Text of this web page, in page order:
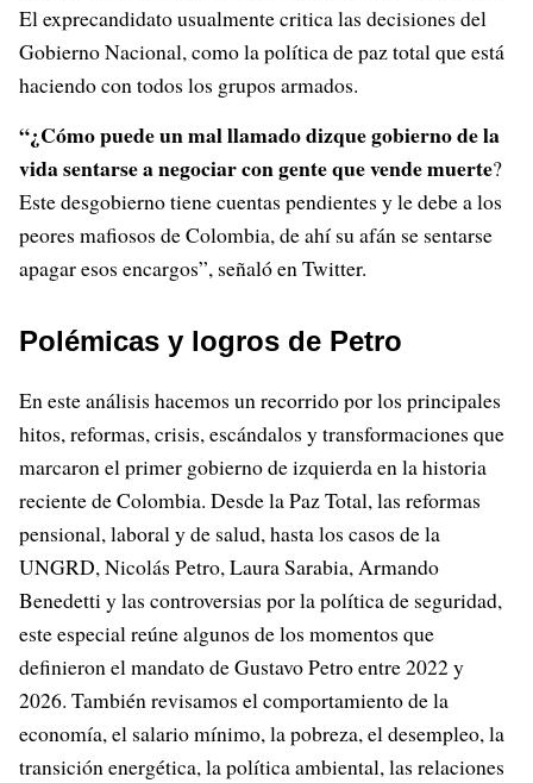
El exprecandidato usualmente critica las decisiones del
Gobierno Nacional, como la política de paz total que está
haciendo con todos los grupos armados.
“¿Cómo puede un mal llamado dizque gobierno de la
vida sentarse a negociar con gente que vende muerte?
Este desgobierno tiene cuentas pendientes y le debe a los
peores mafiosos de Colombia, de ahí su afán se sentarse
apagar esos encargos”, señaló en Twitter.
Polémicas y logros de Petro
En este análisis hacemos un recorrido por los principales
hitos, reformas, crisis, escándalos y transformaciones que
marcaron el primer gobierno de izquierda en la historia
reciente de Colombia. Desde la Paz Total, las reformas
pensional, laboral y de salud, hasta los casos de la
UNGRD, Nicolás Petro, Laura Sarabia, Armando
Benedetti y las controversias por la política de seguridad,
este especial reúne algunos de los momentos que
definieron el mandato de Gustavo Petro entre 2022 y
2026. También revisamos el comportamiento de la
economía, el salario mínimo, la pobreza, el desempleo, la
transición energética, la política ambiental, las relaciones